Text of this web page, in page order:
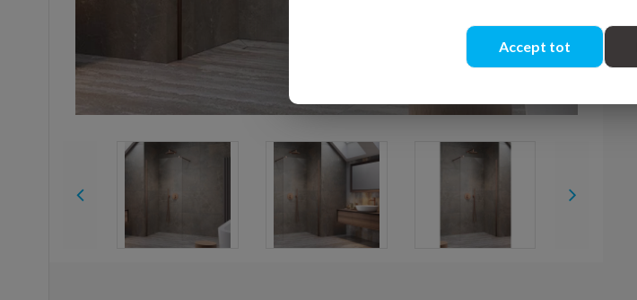
Accept tot